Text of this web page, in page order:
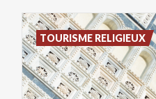
TOURISME RELIGIEUX